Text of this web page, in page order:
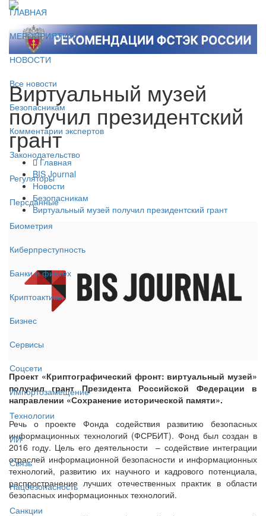
ГЛАВНАЯ
МЕРОПРИЯТИЯ
НОВОСТИ
Все новости
Безопасникам
Комментарии экспертов
Законодательство
Регуляторы
Персданные
Биометрия
Киберпреступность
Банки и финтех
Криптоактивы
Бизнес
Сервисы
Соцсети
Импортозамещение
Технологии
ИИ
Связь
Нацбезопасность
Санкции
Виртуальный музей
получил президентский
грант
Главная
BIS Journal
Новости
Безопасникам
Виртуальный музей получил президентский грант
Проект «Криптографический фронт: виртуальный музей»
получил грант Президента Российской Федерации в
направлении «Сохранение исторической памяти».
Речь о проекте Фонда содействия развитию безопасных
информационных технологий (ФСРБИТ). Фонд был создан в
2016 году. Цель его деятельности – содействие интеграции
отраслей информационной безопасности и информационных
технологий, развитию их научного и кадрового потенциала,
распространение лучших отечественных практик в области
безопасных информационных технологий.